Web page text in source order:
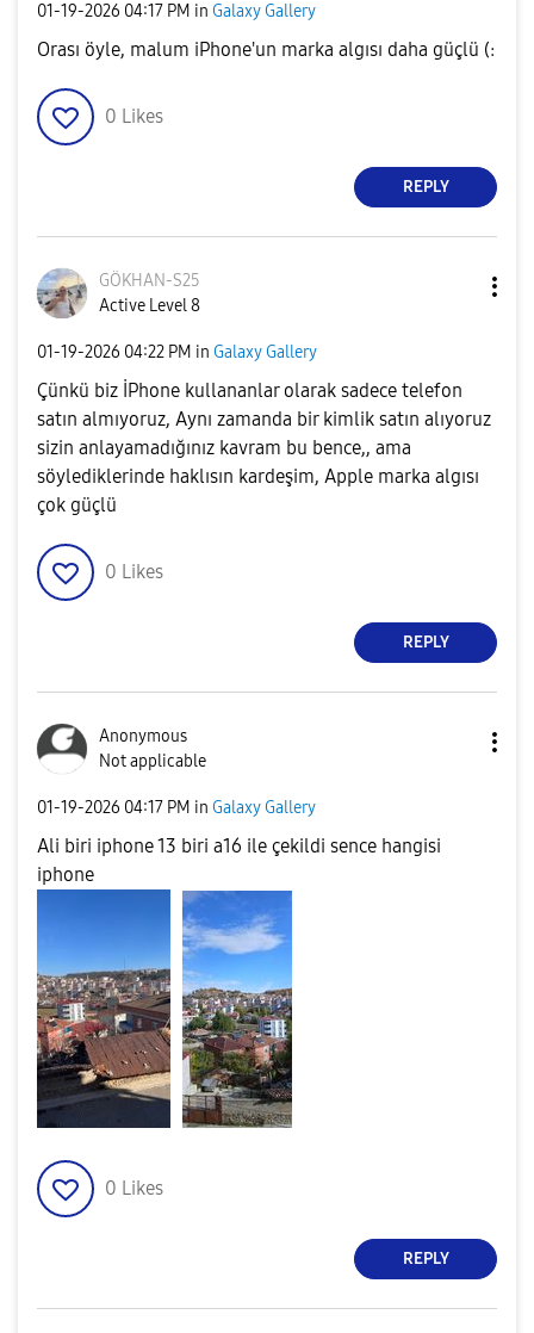
‎01-19-2026 04:17 PM in Galaxy Gallery
Orası öyle, malum iPhone'un marka algısı daha güçlü (:
0 Likes
REPLY
GÖKHAN-S25
Active Level 8
‎01-19-2026 04:22 PM in Galaxy Gallery
Çünkü biz İPhone kullananlar olarak sadece telefon
satın almıyoruz, Aynı zamanda bir kimlik satın alıyoruz
sizin anlayamadığınız kavram bu bence,, ama
söylediklerinde haklısın kardeşim, Apple marka algısı
çok güçlü
0 Likes
REPLY
Anonymous
Not applicable
‎01-19-2026 04:17 PM in Galaxy Gallery
Ali biri iphone 13 biri a16 ile çekildi sence hangisi
iphone
0 Likes
REPLY